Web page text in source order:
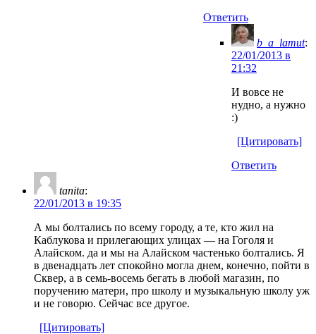
Ответить
b_a_lamut:
22/01/2013 в
21:32
И вовсе не
нудно, а нужно
:)
[Цитировать]
Ответить
tanita:
22/01/2013 в 19:35
А мы болтались по всему городу, а те, кто жил на
Каблукова и прилегающих улицах — на Гоголя и
Алайском. да и мы на Алайском частенько болтались. Я
в двенадцать лет спокойно могла днем, конечно, пойти в
Сквер, а в семь-восемь бегать в любой магазин, по
поручению матери, про школу и музыкальную школу уж
и не говорю. Сейчас все другое.
[Цитировать]